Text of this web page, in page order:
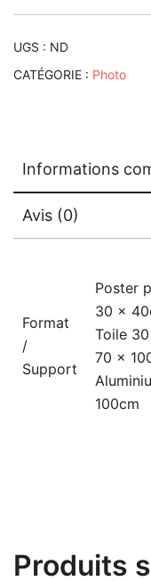
UGS : ND
CATÉGORIE : Photo
Informations
Avis (0)
Format
/
Support
Poster
30 x
Toile
70 x
100cm
Produits